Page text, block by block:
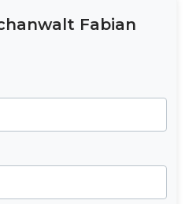
Fabian